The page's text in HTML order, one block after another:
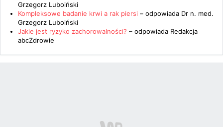
Grzegorz Luboiński
Kompleksowe badanie krwi a rak piersi – odpowiada Dr n. med.
Grzegorz Luboiński
Jakie jest ryzyko zachorowalności? – odpowiada Redakcja
abcZdrowie